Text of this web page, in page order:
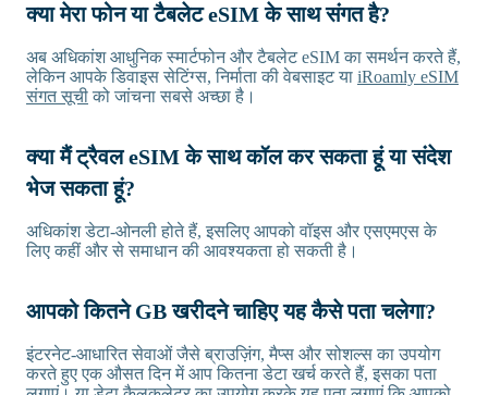
क्या मेरा फोन या टैबलेट eSIM के साथ संगत है?
अब अधिकांश आधुनिक स्मार्टफोन और टैबलेट eSIM का समर्थन करते हैं,
लेकिन आपके डिवाइस सेटिंग्स, निर्माता की वेबसाइट या iRoamly eSIM
संगत सूचीको जांचना सबसे अच्छा है।
क्या मैं ट्रैवल eSIM के साथ कॉल कर सकता हूं या संदेश
भेज सकता हूं?
अधिकांश डेटा-ओनली होते हैं, इसलिए आपको वॉइस और एसएमएस के
लिए कहीं और से समाधान की आवश्यकता हो सकती है।
आपको कितने GB खरीदने चाहिए यह कैसे पता चलेगा?
इंटरनेट-आधारित सेवाओं जैसे ब्राउज़िंग, मैप्स और सोशल्स का उपयोग
करते हुए एक औसत दिन में आप कितना डेटा खर्च करते हैं, इसका पता